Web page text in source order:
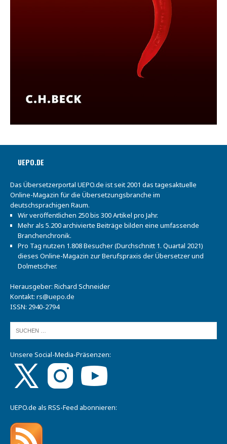
UEPO.DE
Das Übersetzerportal UEPO.de ist seit 2001 das tagesaktuelle
Online-Magazin für die Übersetzungsbranche im
deutschsprachigen Raum.
Wir veröffentlichen 250 bis 300 Artikel pro Jahr.
Mehr als 5.200 archivierte Beiträge bilden eine umfassende
Branchenchronik.
Pro Tag nutzen 1.808 Besucher (Durchschnitt 1. Quartal 2021)
dieses Online-Magazin zur Berufspraxis der Übersetzer und
Dolmetscher.
Herausgeber: Richard Schneider
Kontakt: rs@uepo.de
ISSN: 2940-2794
Unsere Social-Media-Präsenzen:
UEPO.de als RSS-Feed abonnieren: